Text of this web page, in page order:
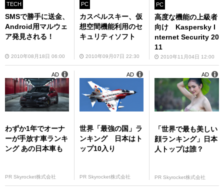
TECH
SMSで勝手に送金、
Android用マルウェ
ア発見される！
2010年08月18日 06:00
PC
カスペルスキー、仮
想空間機能利用のセ
キュリティソフト
2010年09月07日 22:30
PC
高度な機能の上級者
向け Kaspersky I
nternet Security 20
11
2010年11月04日 12:00
わずか1年でオーナ
ーが手放す車ランキ
ング あの日本車も
PR Skyrocket株式会社
AD
世界「最強の国」ラ
ンキング 日本はト
ップ10入り
PR Skyrocket株式会社
AD
「世界で最も美しい
顔ランキング」日本
人トップは誰？
PR Skyrocket株式会社
AD